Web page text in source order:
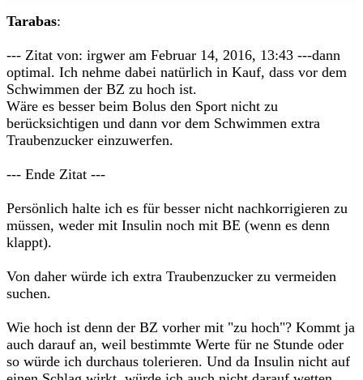
Tarabas:
--- Zitat von: irgwer am Februar 14, 2016, 13:43 ---dann
optimal. Ich nehme dabei natürlich in Kauf, dass vor dem
Schwimmen der BZ zu hoch ist.
Wäre es besser beim Bolus den Sport nicht zu
berücksichtigen und dann vor dem Schwimmen extra
Traubenzucker einzuwerfen.
--- Ende Zitat ---
Persönlich halte ich es für besser nicht nachkorrigieren zu
müssen, weder mit Insulin noch mit BE (wenn es denn
klappt).
Von daher würde ich extra Traubenzucker zu vermeiden
suchen.
Wie hoch ist denn der BZ vorher mit "zu hoch"? Kommt ja
auch darauf an, weil bestimmte Werte für ne Stunde oder
so würde ich durchaus tolerieren. Und da Insulin nicht auf